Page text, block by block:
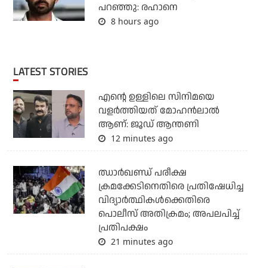
പറഞ്ഞു: രഹാനെ
8 hours ago
LATEST STORIES
എന്റെ ഉള്ളിലെ സിനിമയെ
വളർത്തിയത് മോഹൻലാൽ
ആണ്: ജൂഡ് ആന്തണി
12 minutes ago
ഝാര്‍ഖണ്ഡ് പരീക്ഷ
ക്രമക്കേടിനെതിരെ പ്രതിഷേധിച്ച
വിദ്യാര്‍ത്ഥികള്‍ക്കെതിരെ
പൊലീസ് അതിക്രമം; അപലപിച്ച്
പ്രതിപക്ഷം
21 minutes ago